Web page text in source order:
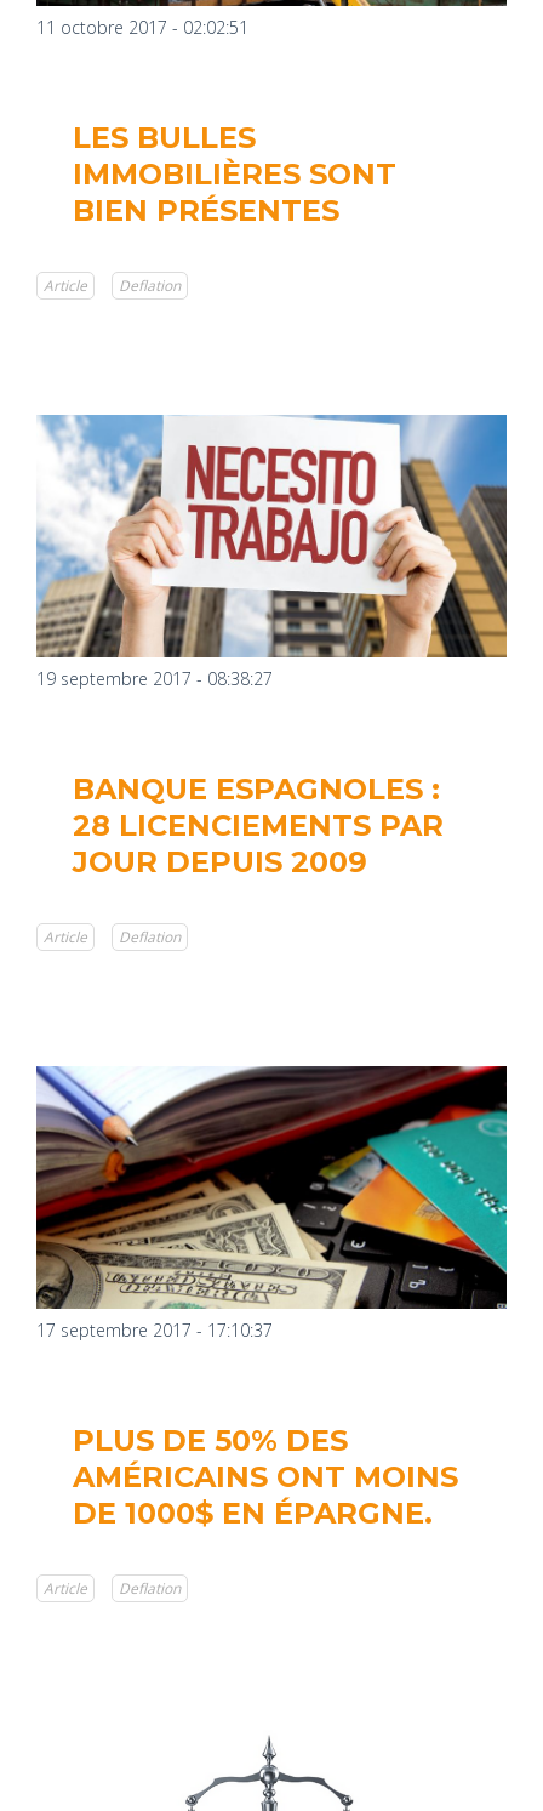
11 octobre 2017 - 02:02:51
LES BULLES
IMMOBILIÈRES SONT
BIEN PRÉSENTES
Article Deflation
19 septembre 2017 - 08:38:27
BANQUE ESPAGNOLES :
28 LICENCIEMENTS PAR
JOUR DEPUIS 2009
Article Deflation
17 septembre 2017 - 17:10:37
PLUS DE 50% DES
AMÉRICAINS ONT MOINS
DE 1000$ EN ÉPARGNE.
Article Deflation